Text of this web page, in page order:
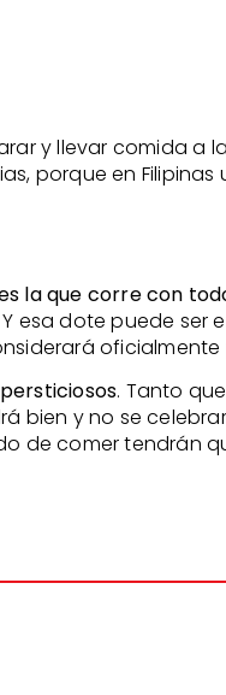
y llevar comida a
porque en Filipinas
la que corre con
esa dote puede ser
. Tanto
bien y no se
de comer tendrán